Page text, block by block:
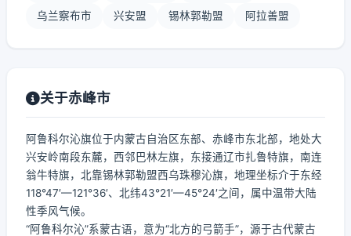
乌兰察布市 兴安盟 锡林郭勒盟 阿拉善盟
关于赤峰市
阿鲁科尔沁旗位于内蒙古自治区东部、赤峰市东北部，地处大
兴安岭南段东麓，西邻巴林左旗，东接通辽市扎鲁特旗，南连
翁牛特旗，北靠锡林郭勒盟西乌珠穆沁旗，地理坐标介于东经
118°47′—121°36′、北纬43°21′—45°24′之间，属中温带大陆
性季风气候。
“阿鲁科尔沁”系蒙古语，意为“北方的弓箭手”，源于古代蒙古